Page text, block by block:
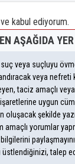
kabul ediyorum.
AŞAĞIDA
veya suçluyu
veya nefreti
taciz amaçlı
uygun
şekilde
amaçlı yorumlar
talep